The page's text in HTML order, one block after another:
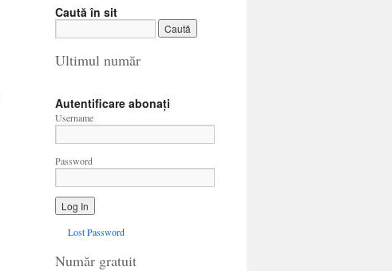
Caută în sit
Ultimul număr
Autentificare abonați
Username
Password
Lost Password
Număr gratuit